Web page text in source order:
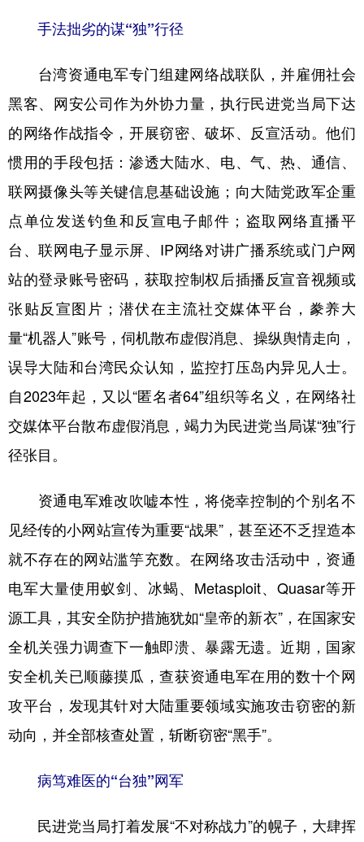
手法拙劣的谋“独”行径
台湾资通电军专门组建网络战联队，并雇佣社会
黑客、网安公司作为外协力量，执行民进党当局下达
的网络作战指令，开展窃密、破坏、反宣活动。他们
惯用的手段包括：渗透大陆水、电、气、热、通信、
联网摄像头等关键信息基础设施；向大陆党政军企重
点单位发送钓鱼和反宣电子邮件；盗取网络直播平
台、联网电子显示屏、IP网络对讲广播系统或门户网
站的登录账号密码，获取控制权后插播反宣音视频或
张贴反宣图片；潜伏在主流社交媒体平台，豢养大
量“机器人”账号，伺机散布虚假消息、操纵舆情走向，
误导大陆和台湾民众认知，监控打压岛内异见人士。
自2023年起，又以“匿名者64”组织等名义，在网络社
交媒体平台散布虚假消息，竭力为民进党当局谋“独”行
径张目。
资通电军难改吹嘘本性，将侥幸控制的个别名不
见经传的小网站宣传为重要“战果”，甚至还不乏捏造本
就不存在的网站滥竽充数。在网络攻击活动中，资通
电军大量使用蚁剑、冰蝎、Metasploit、Quasar等开
源工具，其安全防护措施犹如“皇帝的新衣”，在国家安
全机关强力调查下一触即溃、暴露无遗。近期，国家
安全机关已顺藤摸瓜，查获资通电军在用的数十个网
攻平台，发现其针对大陆重要领域实施攻击窃密的新
动向，并全部核查处置，斩断窃密“黑手”。
病笃难医的“台独”网军
民进党当局打着发展“不对称战力”的幌子，大肆挥